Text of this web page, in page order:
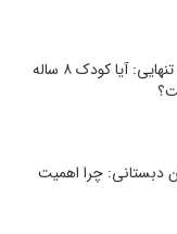
آموزش ماندن در خانه به تنهایی: آیا کودک ۸ ساله
دبستانی: چرا اهمیت